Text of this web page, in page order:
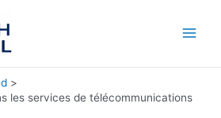
les services de télécommunications